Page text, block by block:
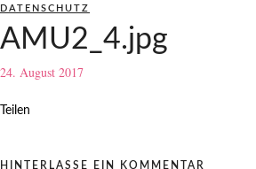
DATENSCHUTZ
AMU2_4.jpg
24. August 2017
Teilen
HINTERLASSE EIN KOMMENTAR